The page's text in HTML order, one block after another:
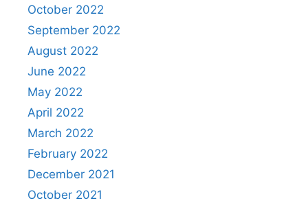
October 2022
September 2022
August 2022
June 2022
May 2022
April 2022
March 2022
February 2022
December 2021
October 2021